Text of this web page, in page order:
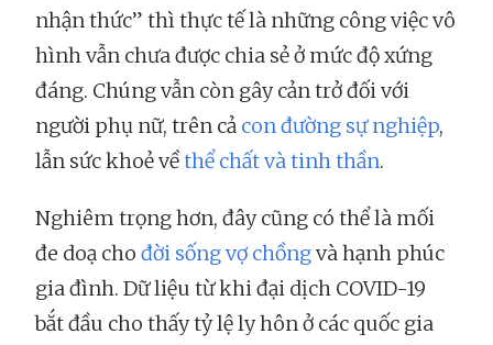
nhận thức” thì thực tế là những công việc vô
hình vẫn chưa được chia sẻ ở mức độ xứng
đáng. Chúng vẫn còn gây cản trở đối với
người phụ nữ, trên cả con đường sự nghiệp,
lẫn sức khoẻ vềthể chất và tinh thần.
Nghiêm trọng hơn, đây cũng có thể là mối
đe doạ cho đời sống vợ chồngvà hạnh phúc
gia đình. Dữ liệu từ khi đại dịch COVID-19
bắt đầu cho thấy tỷ lệ ly hôn ở các quốc gia